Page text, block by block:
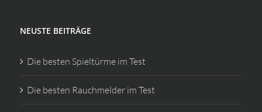
NEUSTE BEITRÄGE
Die besten Spieltürme im Test
Die besten Rauchmelder im Test